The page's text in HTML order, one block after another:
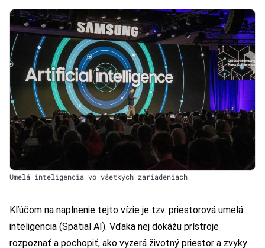
Umelá inteligencia vo všetkých zariadeniach
Kľúčom na naplnenie tejto vízie je tzv. priestorová umelá
inteligencia (Spatial AI). Vďaka nej dokážu prístroje
rozpoznať a pochopiť, ako vyzerá životný priestor a zvyky